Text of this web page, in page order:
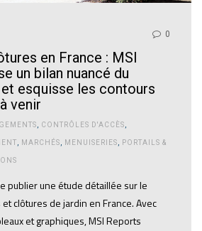
0
en France : MSI
un bilan nuancé du
esquisse les contours
venir
CONTRÔLES D'ACCÈS
MARCHÉS MENUISERIES PORTAILS &
publier une étude détaillée sur le
clôtures de jardin en France. Avec
et graphiques, MSI Reports